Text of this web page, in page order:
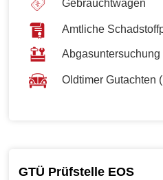
Gebrauchtwagen
Amtliche
Abgasuntersuchung
Oldtimer Gutachten
GTÜ Prüfstelle EOS